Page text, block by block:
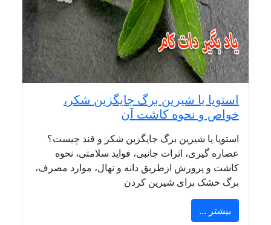
استویا یا شیرین برگ جایگزین شکر،
خواص و نحوه کاشت آن
استویا یا شیرین برگ جایگزین شکر و قند چیست؟
عصاره گیری، اثرات جانبی، فواید سلامتی، نحوه
کاشت و پرورش ازطریق دانه و نهال، موارد مصرف،
برگ خشک برای شیرین کردن
بیشتر ...